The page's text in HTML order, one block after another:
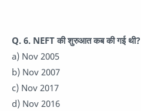
Q. 6. NEFT की शुरुआत कब की गई थी?
a) Nov 2005
b) Nov 2007
c) Nov 2017
d) Nov 2016